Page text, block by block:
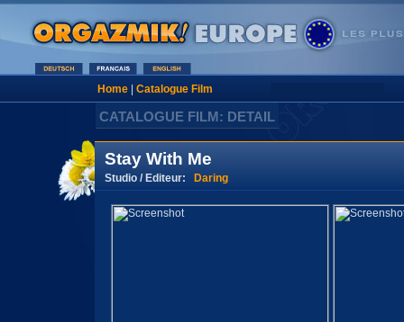
Home| Catalogue Film
CATALOGUE FILM: DETAIL
Stay With Me
Studio / Editeur: Daring